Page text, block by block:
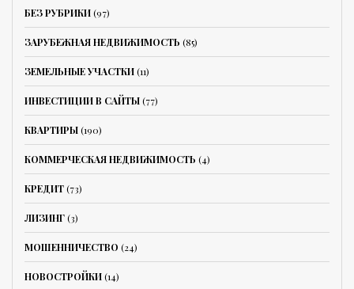
БЕЗ РУБРИКИ(97)
ЗАРУБЕЖНАЯ НЕДВИЖИМОСТЬ (85)
ЗЕМЕЛЬНЫЕ УЧАСТКИ(11)
ИНВЕСТИЦИИ В САЙТЫ(77)
КВАРТИРЫ(190)
КОММЕРЧЕСКАЯ НЕДВИЖИМОСТЬ (4)
КРЕДИТ(73)
ЛИЗИНГ(3)
МОШЕННИЧЕСТВО (24)
НОВОСТРОЙКИ(14)